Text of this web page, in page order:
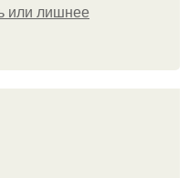
или лишнее